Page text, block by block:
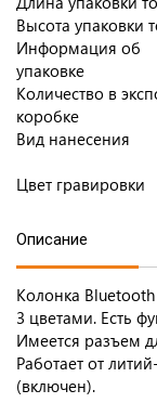
Высота упаковки
Информация об
упаковке
Количество в
коробке
Вид нанесения
Цвет гравировки
Описание
Колонка
3 цветами. Есть
Имеется разъем
Работает от
(включен).